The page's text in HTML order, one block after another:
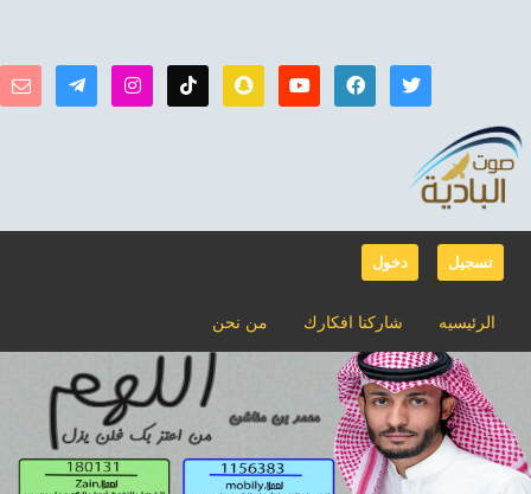
دخول تسجيل
من نحن شاركنا افكارك الرئيسيه